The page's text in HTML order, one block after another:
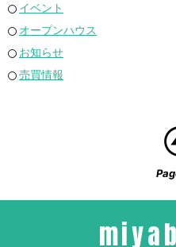
イベント
オープンハウス
お知らせ
売買情報